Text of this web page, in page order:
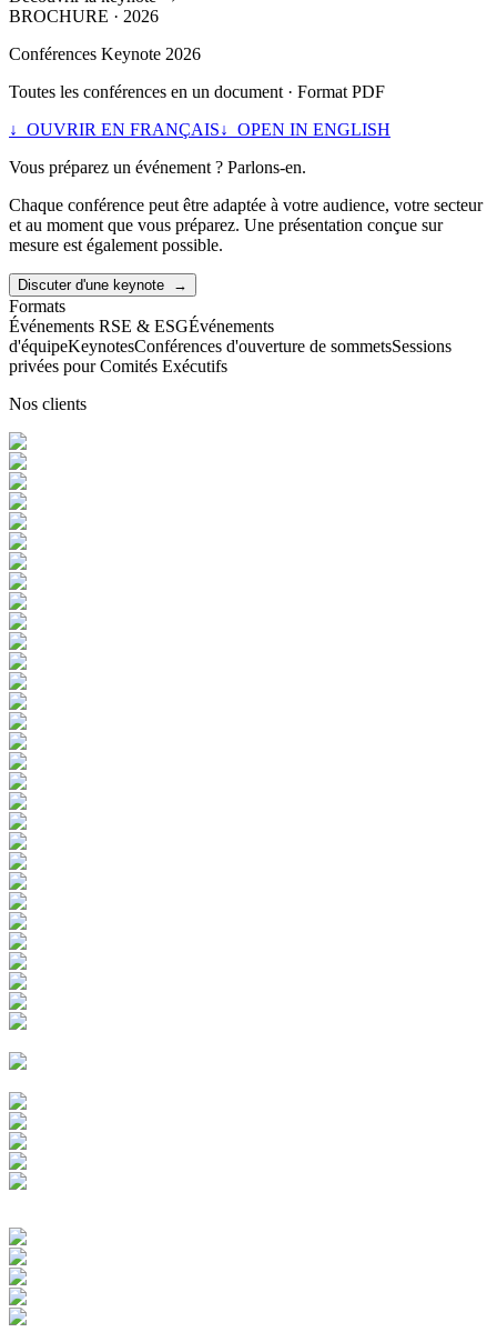
BROCHURE · 2026
Conférences Keynote 2026
Toutes les conférences en un document · Format PDF
↓ OUVRIR EN FRANÇAIS↓ OPEN IN ENGLISH
Vous préparez un événement ? Parlons-en.
Chaque conférence peut être adaptée à votre audience, votre secteur
et au moment que vous préparez. Une présentation conçue sur
mesure est également possible.
Discuter d'une keynote →
Formats
Événements RSE & ESGÉvénements
d'équipeKeynotesConférences d'ouverture de sommetsSessions
privées pour Comités Exécutifs
Nos clients